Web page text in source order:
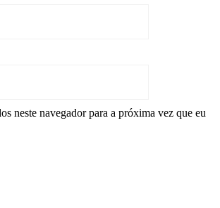
neste navegador para a próxima vez que eu